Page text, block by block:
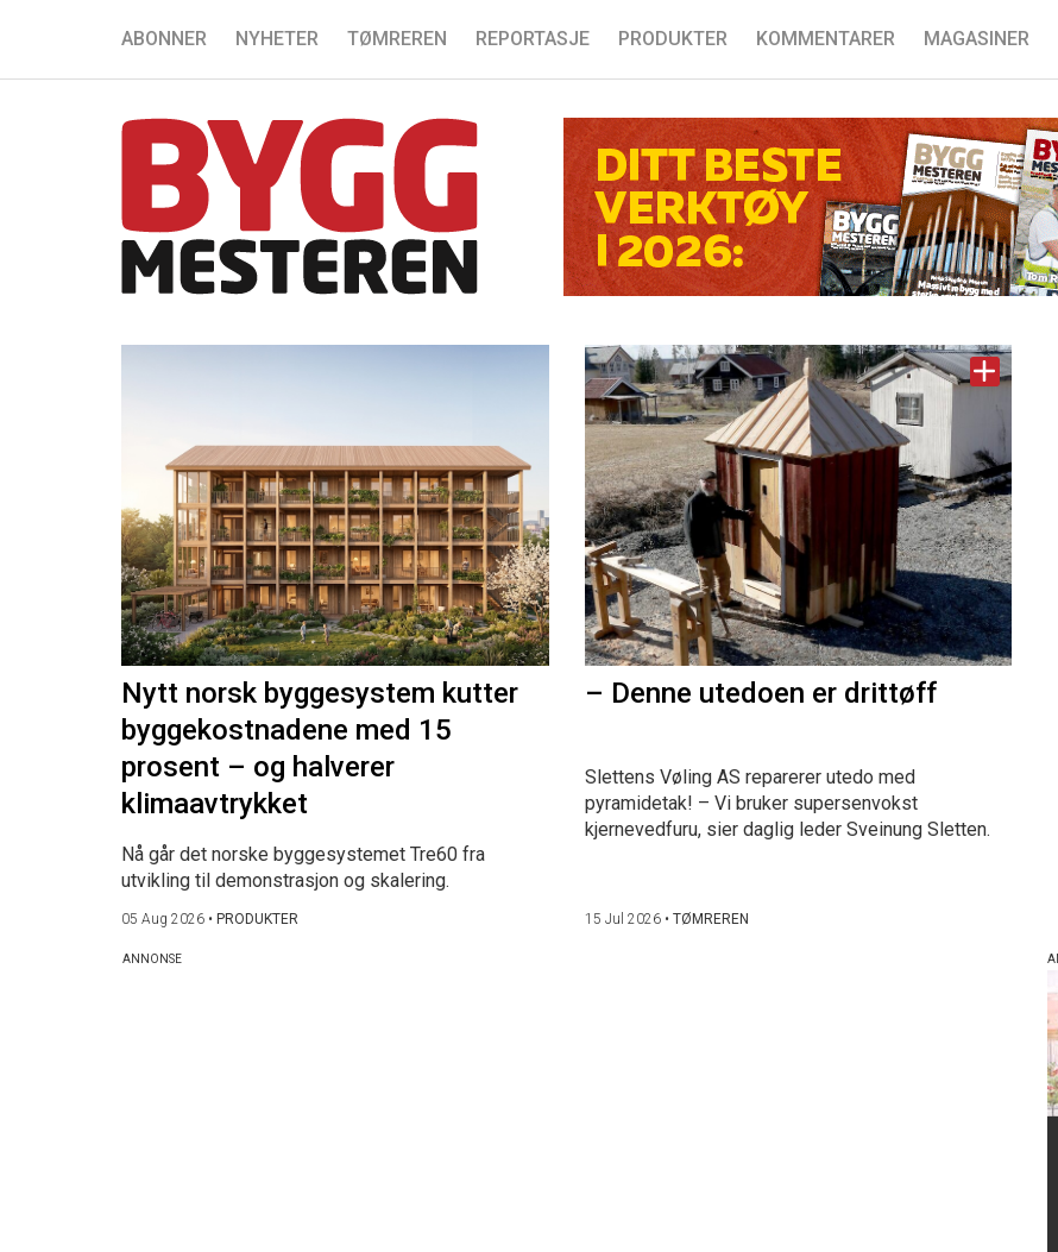
ABONNER NYHETER TØMREREN REPORTASJE PRODUKTER KOMMENTARER MAGASINER
Nytt norsk byggesystem kutter
byggekostnadene med 15
prosent – og halverer
klimaavtrykket
Nå går det norske byggesystemet Tre60 fra
utvikling til demonstrasjon og skalering.
05 Aug 2026 • PRODUKTER
– Denne utedoen er drittøff
Slettens Vøling AS reparerer utedo med
pyramidetak! – Vi bruker supersenvokst
kjernevedfuru, sier daglig leder Sveinung Sletten.
15 Jul 2026• TØMREREN